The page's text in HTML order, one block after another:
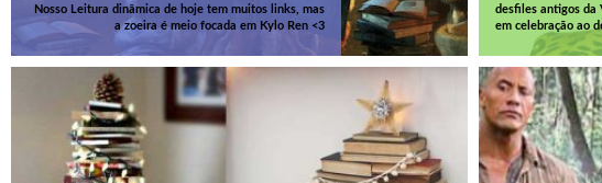
Nosso Leitura dinâmica de hoje tem muitos links, mas
a zoeira é meio focada em Kylo Ren <3
desfiles antigos da
em celebração ao